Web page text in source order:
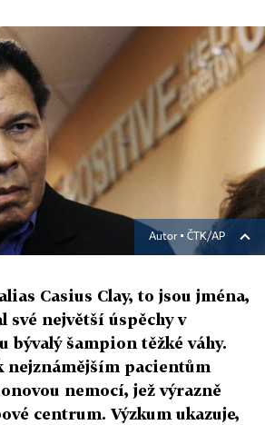
Autor ▪ ČTK/AP
Casius Clay, to jsou jména,
největší úspěchy v
bývalý šampion těžké váhy.
pacientům
nemocí, jež výrazně
centrum. Výzkum ukazuje,